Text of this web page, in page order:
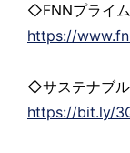
◇FNNプライ
https://
◇サステナブ
https://bit.ly/